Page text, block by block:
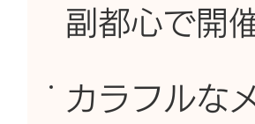
副都心で開
カラフルな